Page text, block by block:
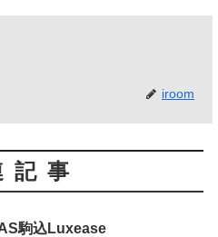
iroom
記事
駒込Luxease